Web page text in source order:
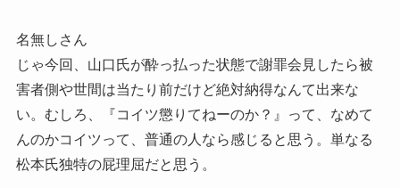
名無しさん
じゃ今回、山口氏が酔っ払った状態で謝罪会見したら被
害者側や世間は当たり前だけど絶対納得なんて出来な
い。むしろ、『コイツ懲りてねーのか？』って、なめて
んのかコイツって、普通の人なら感じると思う。単なる
松本氏独特の屁理屈だと思う。